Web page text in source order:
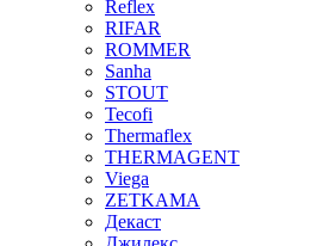
Reflex
RIFAR
ROMMER
Sanha
STOUT
Tecofi
Thermaflex
THERMAGENT
Viega
ZETKAMA
Декаст